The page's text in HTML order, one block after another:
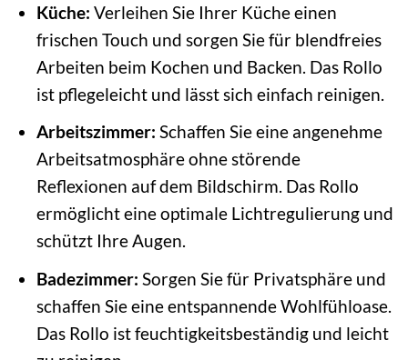
Küche: Verleihen Sie Ihrer Küche einen
frischen Touch und sorgen Sie für blendfreies
Arbeiten beim Kochen und Backen. Das Rollo
ist pflegeleicht und lässt sich einfach reinigen.
Arbeitszimmer: Schaffen Sie eine angenehme
Arbeitsatmosphäre ohne störende
Reflexionen auf dem Bildschirm. Das Rollo
ermöglicht eine optimale Lichtregulierung und
schützt Ihre Augen.
Badezimmer: Sorgen Sie für Privatsphäre und
schaffen Sie eine entspannende Wohlfühloase.
Das Rollo ist feuchtigkeitsbeständig und leicht